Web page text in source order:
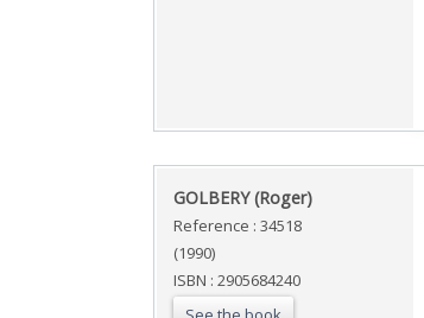
‎GOLBERY (Roger)‎
Reference : 34518
(1990)
ISBN : 2905684240